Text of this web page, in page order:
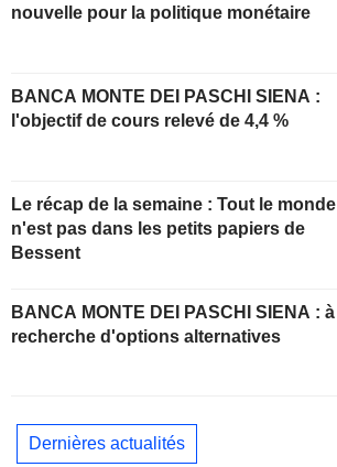
nouvelle pour la politique monétaire
BANCA MONTE DEI PASCHI SIENA :
l'objectif de cours relevé de 4,4 %
Le récap de la semaine : Tout le monde
n'est pas dans les petits papiers de
Bessent
BANCA MONTE DEI PASCHI SIENA : à la
recherche d'options alternatives
Dernières actualités